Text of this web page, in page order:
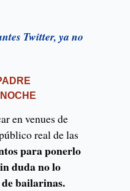
Twitter, ya no
en venues de
real de las
para ponerlo
duda no lo
bailarinas.